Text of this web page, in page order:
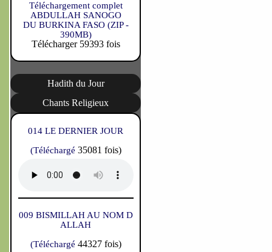
Téléchargement complet
ABDULLAH SANOGO
DU BURKINA FASO (ZIP -
390MB)
Télécharger 59393 fois
Hadith du Jour
Chants Religieux
014 LE DERNIER JOUR
(Téléchargé 35081 fois)
009 BISMILLAH AU NOM D
ALLAH
(Téléchargé 44327 fois)